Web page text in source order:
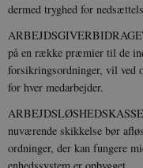
dermed tryghed for
på en række præmier til de
forsikringsordninger, vil ved
for hver medarbejder.
nuværende skikkelse bør
ordninger, der kan fungere